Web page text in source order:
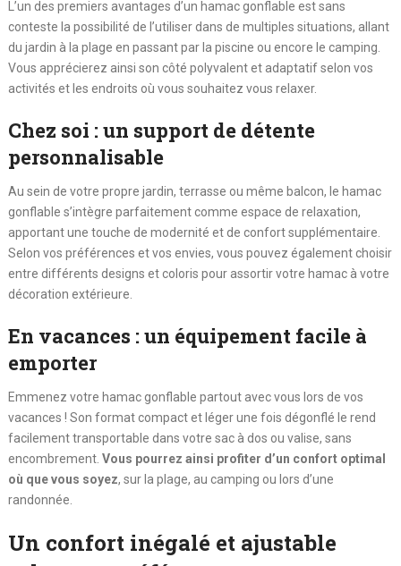
L’un des premiers avantages d’un hamac gonflable est sans
conteste la possibilité de l’utiliser dans de multiples situations, allant
du jardin à la plage en passant par la piscine ou encore le camping.
Vous apprécierez ainsi son côté polyvalent et adaptatif selon vos
activités et les endroits où vous souhaitez vous relaxer.
Chez soi : un support de détente
personnalisable
Au sein de votre propre jardin, terrasse ou même balcon, le hamac
gonflable s’intègre parfaitement comme espace de relaxation,
apportant une touche de modernité et de confort supplémentaire.
Selon vos préférences et vos envies, vous pouvez également choisir
entre différents designs et coloris pour assortir votre hamac à votre
décoration extérieure.
En vacances : un équipement facile à
emporter
Emmenez votre hamac gonflable partout avec vous lors de vos
vacances ! Son format compact et léger une fois dégonflé le rend
facilement transportable dans votre sac à dos ou valise, sans
encombrement. Vous pourrez ainsi profiter d’un confort optimal
où que vous soyez, sur la plage, au camping ou lors d’une
randonnée.
Un confort inégalé et ajustable